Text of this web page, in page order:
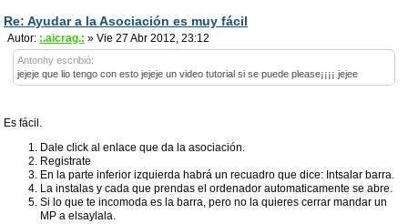
Re: Ayudar a la Asociación es muy fácil
Autor: :.aicrag.: » Vie 27 Abr 2012, 23:12
Antonhy escribió:
jejeje que lio tengo con esto jejeje un video tutorial si se puede please¡¡¡¡ jejee
Es fácil.
Dale click al enlace que da la asociación.
Registrate
En la parte inferior izquierda habrá un recuadro que dice: Intsalar barra.
La instalas y cada que prendas el ordenador automaticamente se abre.
Si lo que te incomoda es la barra, pero no la quieres cerrar mandar un
MP a elsaylala.